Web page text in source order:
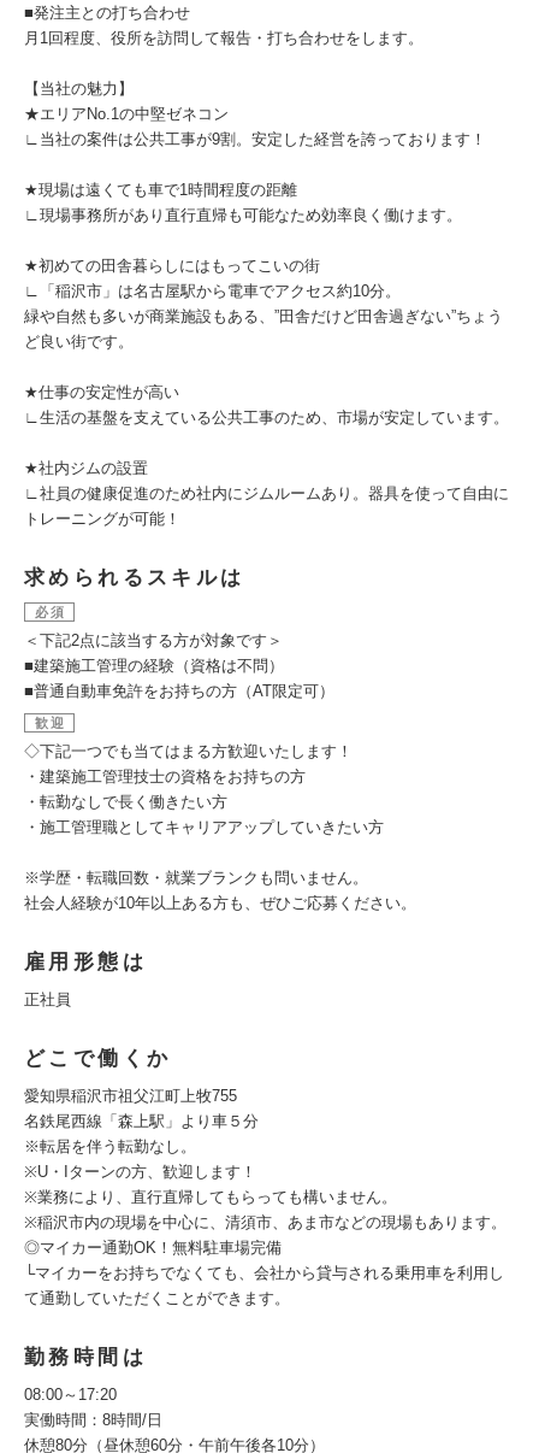
■発注主との打ち合わせ
月1回程度、役所を訪問して報告・打ち合わせをします。
【当社の魅力】
★エリアNo.1の中堅ゼネコン
∟当社の案件は公共工事が9割。安定した経営を誇っております！
★現場は遠くても車で1時間程度の距離
∟現場事務所があり直行直帰も可能なため効率良く働けます。
★初めての田舎暮らしにはもってこいの街
∟「稲沢市」は名古屋駅から電車でアクセス約10分。
緑や自然も多いが商業施設もある、”田舎だけど田舎過ぎない”ちょう
ど良い街です。
★仕事の安定性が高い
∟生活の基盤を支えている公共工事のため、市場が安定しています。
★社内ジムの設置
∟社員の健康促進のため社内にジムルームあり。器具を使って自由に
トレーニングが可能！
求められるスキルは
必須
＜下記2点に該当する方が対象です＞
■建築施工管理の経験（資格は不問）
■普通自動車免許をお持ちの方（AT限定可）
歓迎
◇下記一つでも当てはまる方歓迎いたします！
・建築施工管理技士の資格をお持ちの方
・転勤なしで長く働きたい方
・施工管理職としてキャリアアップしていきたい方
※学歴・転職回数・就業ブランクも問いません。
社会人経験が10年以上ある方も、ぜひご応募ください。
雇用形態は
正社員
どこで働くか
愛知県稲沢市祖父江町上牧755
名鉄尾西線「森上駅」より車５分
※転居を伴う転勤なし。
※U・Iターンの方、歓迎します！
※業務により、直行直帰してもらっても構いません。
※稲沢市内の現場を中心に、清須市、あま市などの現場もあります。
◎マイカー通勤OK！無料駐車場完備
└マイカーをお持ちでなくても、会社から貸与される乗用車を利用し
て通勤していただくことができます。
勤務時間は
08:00～17:20
実働時間：8時間/日
休憩80分（昼休憩60分・午前午後各10分）